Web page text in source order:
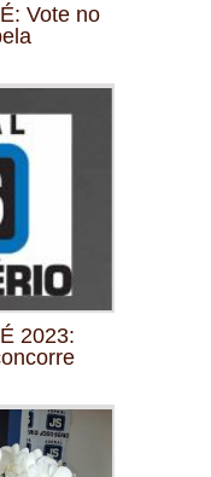
Vote no
2023: